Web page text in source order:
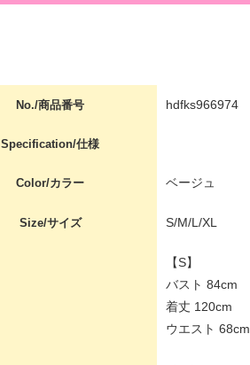
No./商品番号 hdfks966974
Specification/仕様
Color/カラー ベージュ
Size/サイズ S/M/L/XL
【S】
バスト 84cm
着丈 120cm
ウエスト 68cm